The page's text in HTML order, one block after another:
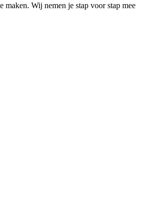
maken. Wij nemen je stap voor stap mee